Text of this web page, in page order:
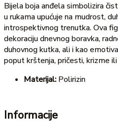
Bijela boja anđela simbolizira
u rukama upućuje na mudrost,
introspektivnog trenutka. Ova
dekoraciju dnevnog boravka,
duhovnog kutka, ali i kao
poput krštenja, pričesti, krizme ili
Materijal: Polirizin
Informacije